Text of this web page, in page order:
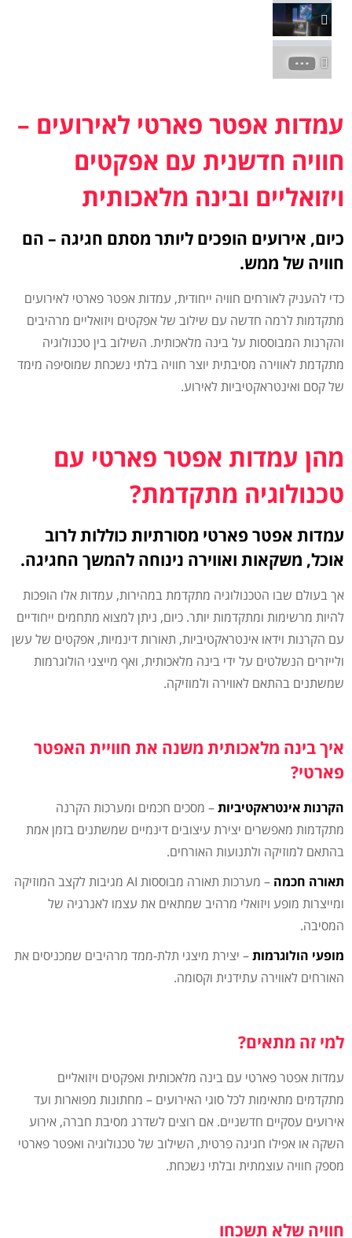
עמדות אפטר פארטי לאירועים –
חוויה חדשנית עם אפקטים
ויזואליים ובינה מלאכותית
כיום, אירועים הופכים ליותר מסתם חגיגה – הם
חוויה של ממש.
כדי להעניק לאורחים חוויה ייחודית, עמדות אפטר פארטי לאירועים
מתקדמות לרמה חדשה עם שילוב של אפקטים ויזואליים מרהיבים
והקרנות המבוססות על בינה מלאכותית. השילוב בין טכנולוגיה
מתקדמת לאווירה מסיבתית יוצר חוויה בלתי נשכחת שמוסיפה מימד
של קסם ואינטראקטיביות לאירוע.
מהן עמדות אפטר פארטי עם
טכנולוגיה מתקדמת?
עמדות אפטר פארטי מסורתיות כוללות לרוב
אוכל, משקאות ואווירה נינוחה להמשך החגיגה.
אך בעולם שבו הטכנולוגיה מתקדמת במהירות, עמדות אלו הופכות
להיות מרשימות ומתקדמות יותר. כיום, ניתן למצוא מתחמים ייחודיים
עם הקרנות וידאו אינטראקטיביות, תאורות דינמיות, אפקטים של עשן
ולייזרים הנשלטים על ידי בינה מלאכותית, ואף מייצגי הולוגרמות
שמשתנים בהתאם לאווירה ולמוזיקה.
איך בינה מלאכותית משנה את חוויית האפטר
פארטי?
הקרנות אינטראקטיביות– מסכים חכמים ומערכות הקרנה
מתקדמות מאפשרים יצירת עיצובים דינמיים שמשתנים בזמן אמת
בהתאם למוזיקה ולתנועות האורחים.
תאורה חכמה
– מערכות תאורה מבוססות AI מגיבות לקצב המוזיקה
ומייצרות מופע ויזואלי מרהיב שמתאים את עצמו לאנרגיה של
המסיבה.
מופעי הולוגרמות– יצירת מיצגי תלת-ממד מרהיבים שמכניסים את
האורחים לאווירה עתידנית וקסומה.
למי זה מתאים?
עמדות אפטר פארטי עם בינה מלאכותית ואפקטים ויזואליים
מתקדמים מתאימות לכל סוגי האירועים – מחתונות מפוארות ועד
אירועים עסקיים חדשניים. אם רוצים לשדרג מסיבת חברה, אירוע
השקה או אפילו חגיגה פרטית, השילוב של טכנולוגיה ואפטר פארטי
מספק חוויה עוצמתית ובלתי נשכחת.
חוויה שלא תשכחו